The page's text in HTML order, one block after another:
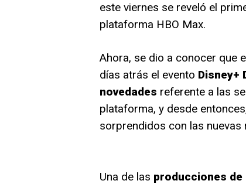
este viernes se reveló el
plataforma HBO Max.
Ahora, se dio a conocer que
días atrás el evento Disney+
novedades referente a las
plataforma, y desde
sorprendidos con las nuevas
Una de las producciones de